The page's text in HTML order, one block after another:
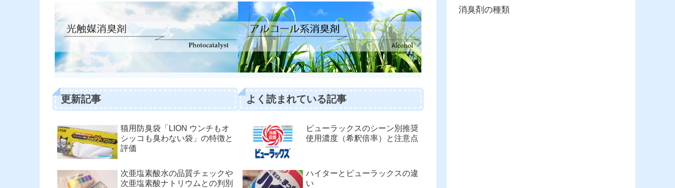
更新記事
猫用防臭袋「LION ウンチもオ
シッコも臭わない袋」の特徴と
評価
次亜塩素酸水の品質チェックや
次亜塩素酸ナトリウムとの判別
よく読まれている記事
ピューラックスのシーン別推奨
使用濃度（希釈倍率）と注意点
ハイターとピューラックスの違
い
消臭剤の種類